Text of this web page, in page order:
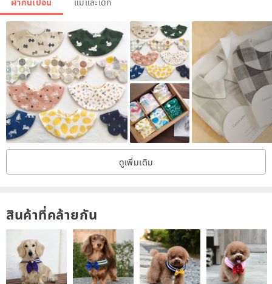
Single size: 6~36 months
Intimate reminder ❤ Each infant has different growth conditions, so
the body size is different. The size is only recommended. Please
refer to the actual product size and purchase according to the
actual growth of the children.
Origin /
ดูเพิ่มเติม
สินค้าที่คล้ายกัน